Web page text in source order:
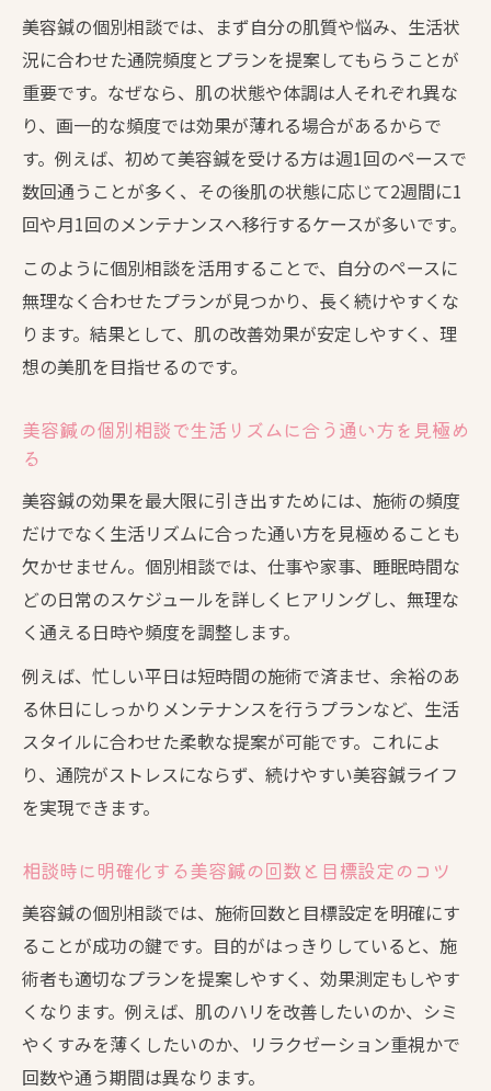
美容鍼の個別相談が叶える安心プランの選び方
美容鍼個別相談で安心できるプラン選定の
ポイント
美容鍼相談でリスクやメリットを丁寧に説
明してもらう
美容鍼の通院計画作成で生活や予算との両
立を実現
施術前に確認したい美容鍼のプラン内容と
注意点
個別相談で納得できる美容鍼の通い方を明
確に
美容鍼初回相談でよくある疑問と解決策を
初めての美容鍼相談で質問すべきポイント
を整理
美容鍼の料金や施術内容を初回相談でしっ
かり確認
美容鍼相談時に不安を減らすヒアリングの
コツ
美容鍼初回の持ち物や準備事項を事前にチ
ェック
続けやすい美容鍼ライフは個別相談から始まる
を作成
美容鍼相談を活用して継続しやすい頻度を
設定
美容鍼の効果を実感しやすい通院サイクル
の選び方
自分の生活に合わせた美容鍼プランを相談
で決定
美容鍼の個別相談では、まず自分の肌質や悩み、生活状
況に合わせた通院頻度とプランを提案してもらうことが
重要です。なぜなら、肌の状態や体調は人それぞれ異な
り、画一的な頻度では効果が薄れる場合があるからで
す。例えば、初めて美容鍼を受ける方は週1回のペースで
数回通うことが多く、その後肌の状態に応じて2週間に1
回や月1回のメンテナンスへ移行するケースが多いです。
このように個別相談を活用することで、自分のペースに
無理なく合わせたプランが見つかり、長く続けやすくな
ります。結果として、肌の改善効果が安定しやすく、理
想の美肌を目指せるのです。
美容鍼の個別相談で生活リズムに合う通い方を見極め
る
美容鍼の効果を最大限に引き出すためには、施術の頻度
だけでなく生活リズムに合った通い方を見極めることも
欠かせません。個別相談では、仕事や家事、睡眠時間な
どの日常のスケジュールを詳しくヒアリングし、無理な
く通える日時や頻度を調整します。
例えば、忙しい平日は短時間の施術で済ませ、余裕のあ
る休日にしっかりメンテナンスを行うプランなど、生活
スタイルに合わせた柔軟な提案が可能です。これによ
り、通院がストレスにならず、続けやすい美容鍼ライフ
を実現できます。
相談時に明確化する美容鍼の回数と目標設定のコツ
美容鍼の個別相談では、施術回数と目標設定を明確にす
ることが成功の鍵です。目的がはっきりしていると、施
術者も適切なプランを提案しやすく、効果測定もしやす
くなります。例えば、肌のハリを改善したいのか、シミ
やくすみを薄くしたいのか、リラクゼーション重視かで
回数や通う期間は異なります。